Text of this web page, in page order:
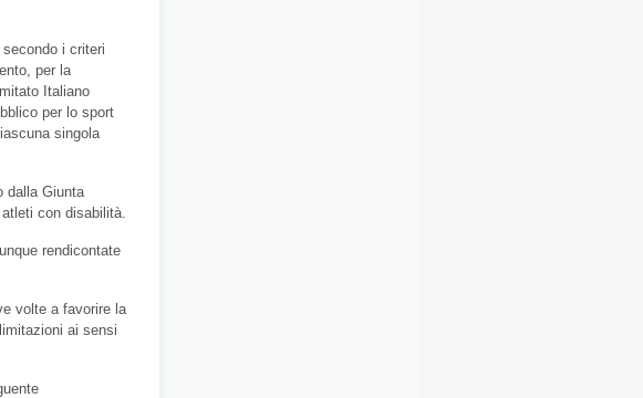
i criteri
per la
Italiano
per lo sport
singola
dalla Giunta
con disabilità.
rendicontate
volte a favorire la
ai sensi